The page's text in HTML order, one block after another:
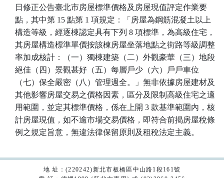
日修正公告臺北市房屋標準價格及房屋現值評定作業要
點，其中第 15 點第 1 項規定：「房屋為鋼筋混凝土以上
構造等級，經逐棟認定具有下列 8 項標準，為高級住宅，
其房屋構造標準單價按該棟房屋坐落地點之街路等級調整
率加成核計：（一）獨棟建築（二）外觀豪華（三）地段
絕佳（四）景觀甚好（五）每層戶少（六）戶戶車位
（七）保全嚴密（八）管理週全。」無非依據房屋建材及
其他影響房屋交易之價格因素，區分及限制高級住宅之適
用範圍，並定其標準價格，係在上開 3 款基準範圍內，核
計房屋現值，如不逾市場交易價格，即符合前揭房屋稅條
例之規定旨意，無違法律保留原則及租稅法定主義。
地 址：(220242)新北市板橋區中山路1段161號